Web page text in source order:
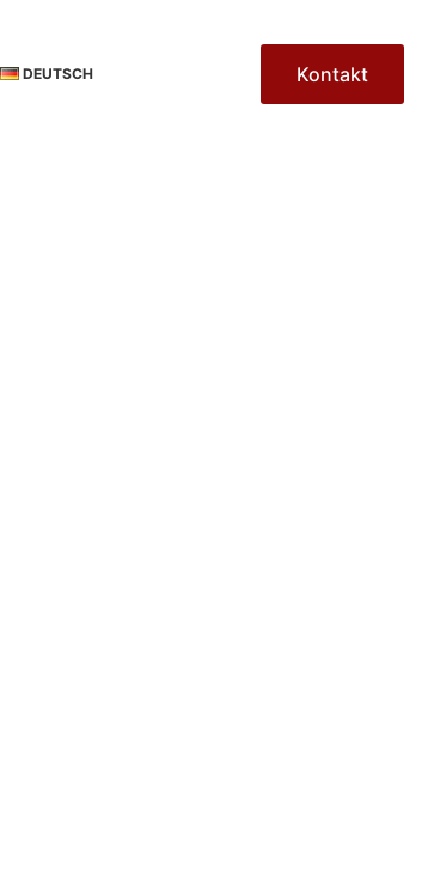
DEUTSCH Kontakt